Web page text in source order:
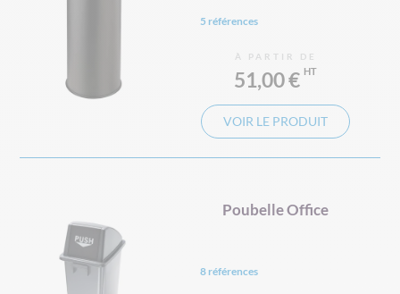
5 références
À PARTIR DE
51,00 €
VOIR LE PRODUIT
Poubelle Office
8 références